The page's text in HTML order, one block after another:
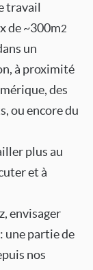
travail
de ~300m2
un
à proximité
des
ou encore du
plus au
et à
envisager
une partie de
nos